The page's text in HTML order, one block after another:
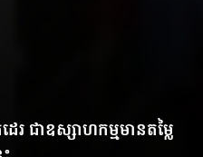
រ ជា​ឧស្សាហកម្ម​មាន​តម្លៃ